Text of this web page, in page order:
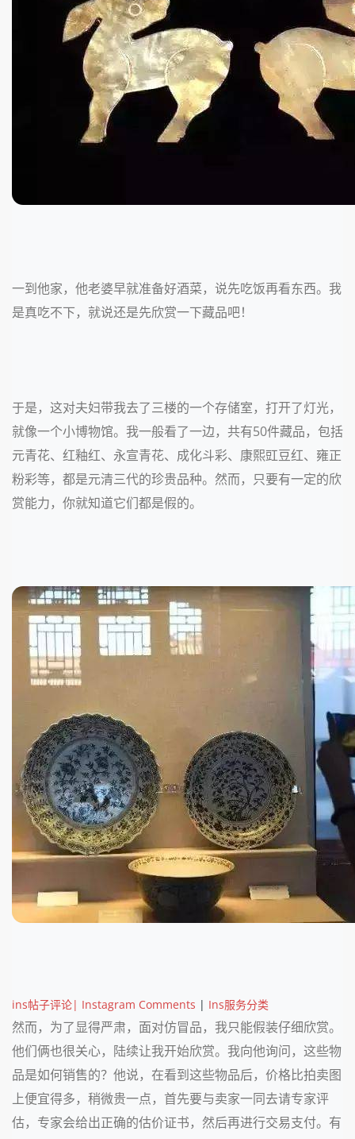
一到他家，他老婆早就准备好酒菜，说先吃饭再看东西。我
是真吃不下，就说还是先欣赏一下藏品吧！
于是，这对夫妇带我去了三楼的一个存储室，打开了灯光，
就像一个小博物馆。我一般看了一边，共有50件藏品，包括
元青花、红釉红、永宣青花、成化斗彩、康熙豇豆红、雍正
粉彩等，都是元清三代的珍贵品种。然而，只要有一定的欣
赏能力，你就知道它们都是假的。
ins帖子评论| Instagram Comments | Ins服务分类
然而，为了显得严肃，面对仿冒品，我只能假装仔细欣赏。
他们俩也很关心，陆续让我开始欣赏。我向他询问，这些物
品是如何销售的？他说，在看到这些物品后，价格比拍卖图
上便宜得多，稍微贵一点，首先要与卖家一同去请专家评
估，专家会给出正确的估价证书，然后再进行交易支付。有